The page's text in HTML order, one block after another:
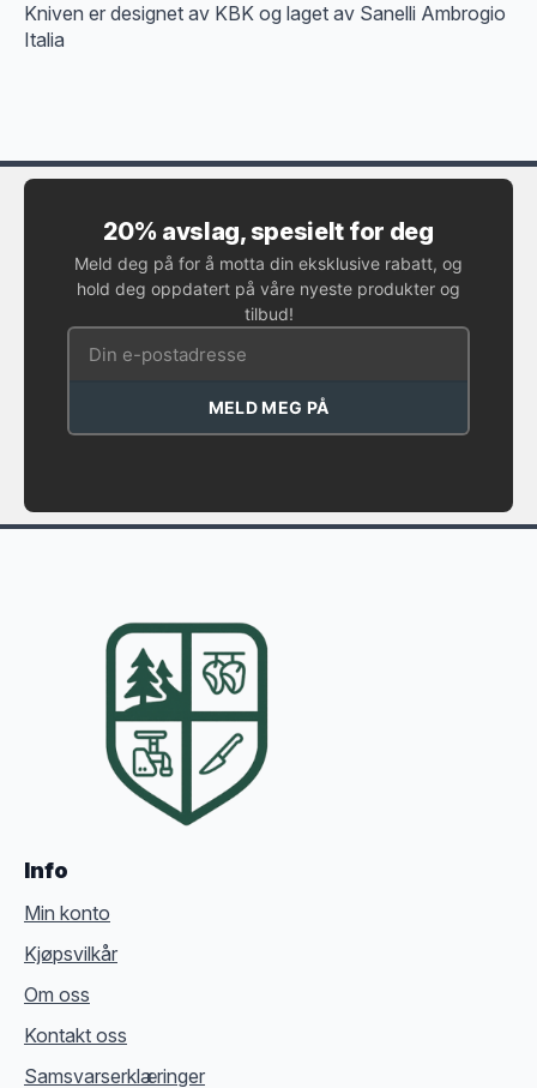
Kniven er designet av KBK og laget av Sanelli Ambrogio
Italia
20% avslag, spesielt for deg
Meld deg på for å motta din eksklusive rabatt, og
hold deg oppdatert på våre nyeste produkter og
tilbud!
MELD MEG PÅ
Info
Min konto
Kjøpsvilkår
Om oss
Kontakt oss
Samsvarserklæringer